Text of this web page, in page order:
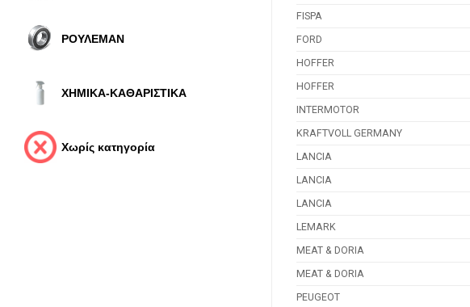
ΡΟΥΛΕΜΑΝ
ΧΗΜΙΚΑ-ΚΑΘΑΡΙΣΤΙΚΑ
Χωρίς κατηγορία
FISPA
FORD
HOFFER
HOFFER
INTERMOTOR
KRAFTVOLL GERMANY
LANCIA
LANCIA
LANCIA
LEMARK
MEAT & DORIA
MEAT & DORIA
PEUGEOT